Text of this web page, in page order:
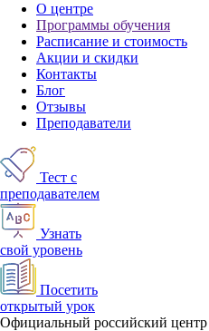
О центре
Программы обучения
Расписание и стоимость
Акции и скидки
Контакты
Блог
Отзывы
Преподаватели
Тест с
преподавателем
Узнать
свой уровень
Посетить
открытый урок
Официальный российский центр